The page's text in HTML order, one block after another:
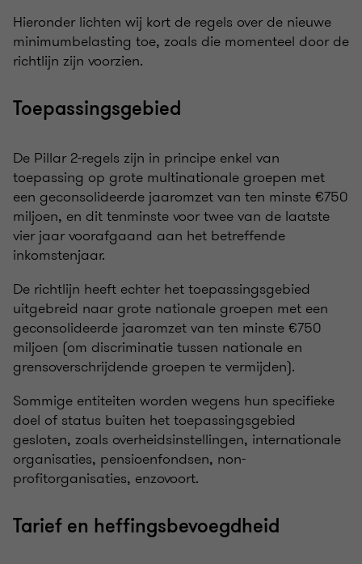
Hieronder lichten wij kort de regels over de nieuwe
minimumbelasting toe, zoals die momenteel door de
richtlijn zijn voorzien.
Toepassingsgebied
De Pillar 2-regels zijn in principe enkel van
toepassing op grote multinationale groepen met
een geconsolideerde jaaromzet van ten minste €750
miljoen, en dit tenminste voor twee van de laatste
vier jaar voorafgaand aan het betreffende
inkomstenjaar.
De richtlijn heeft echter het toepassingsgebied
uitgebreid naar grote nationale groepen met een
geconsolideerde jaaromzet van ten minste €750
miljoen (om discriminatie tussen nationale en
grensoverschrijdende groepen te vermijden).
Sommige entiteiten worden wegens hun specifieke
doel of status buiten het toepassingsgebied
gesloten, zoals overheidsinstellingen, internationale
organisaties, pensioenfondsen, non-
profitorganisaties, enzovoort.
Tarief en heffingsbevoegdheid